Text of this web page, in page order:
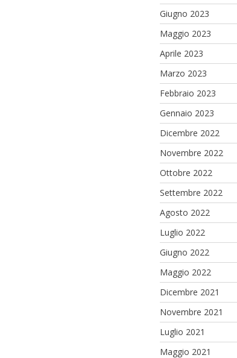
Giugno 2023
Maggio 2023
Aprile 2023
Marzo 2023
Febbraio 2023
Gennaio 2023
Dicembre 2022
Novembre 2022
Ottobre 2022
Settembre 2022
Agosto 2022
Luglio 2022
Giugno 2022
Maggio 2022
Dicembre 2021
Novembre 2021
Luglio 2021
Maggio 2021